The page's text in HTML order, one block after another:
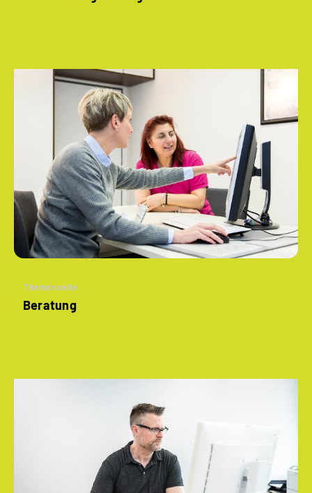
Themenseite
Beratung